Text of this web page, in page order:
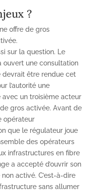
?
offre de gros
sur la question. Le
ouvert une consultation
être rendue cet
l’autorité une
un troisième acteur
gros activée. Avant de
opérateur
que le régulateur joue
des opérateurs
infrastructures en fibre
a accepté d’ouvrir son
activé. C’est-à-dire
sans allumer